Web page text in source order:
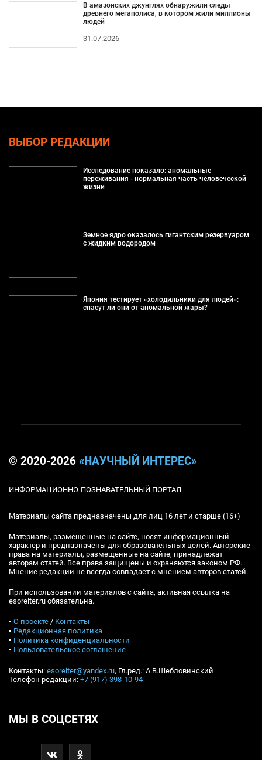
В амазонских джунглях обнаружили следы
древнего мегаполиса, в котором жили миллионы
людей
31.07.2026
ВЫБОР РЕДАКЦИИ
Исследование показало: аномальные
переживания - нормальная часть человеческой
жизни
Земное ядро оказалось гигантским резервуаром
с жидким водородом
Япония тестирует «холодильники для людей»:
спасут ли они от аномальной жары?
© 2020-2026 «НАУЧНЫЙ ИНТЕРЕС»
ИНФОРМАЦИОННО-ПОЗНАВАТЕЛЬНЫЙ ПОРТАЛ
Материалы сайта предназначены для лиц 16 лет и старше (16+)
Материалы, размещенные на сайте, носят информационный
характер и предназначены для образовательных целей. Авторские
права на материалы, размещенные на сайте, принадлежат
авторам статей. Все права защищены и охраняются законом РФ.
Мнение редакции не всегда совпадает с мнением авторов статей.
При использовании материалов с сайта, активная ссылка на
esoreiter.ru обязательна.
▪ О проекте / Контакты
▪ Редакционная политика
▪ Политика конфиденциальности
▪ Пользовательское соглашение
Контакты: esoreiter@yandex.ru, Гл.ред.: А.В.Шебловинский
Телефон редакции: +7 (917) 398-10-94
МЫ В СОЦСЕТЯХ